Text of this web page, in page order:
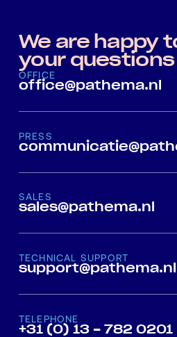
We are happy
your questions
OFFICE
office@pathema.nl
PRESS
SALES
sales@pathema.nl
TECHNICAL SUPPORT
support@pathema.nl
TELEPHONE
+31 (0) 13 - 782 0201